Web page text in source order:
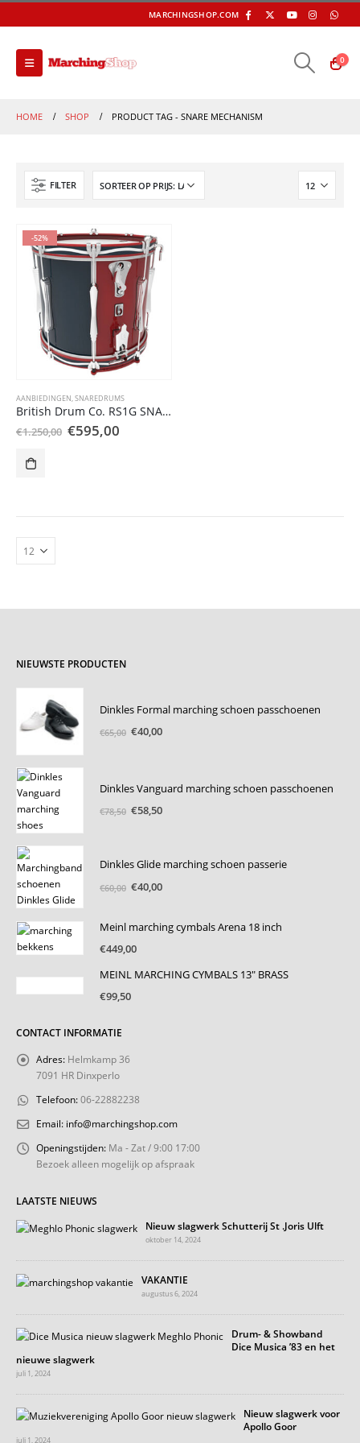
MARCHINGSHOP.COM
0
HOME SHOP PRODUCT TAG - SNARE MECHANISM
FILTER
-52%
AANBIEDINGEN,SNAREDRUMS
British Drum Co. RS1G SNARE DRUM
€1.250,00 Oorspronkelijke
prijs
€595,00Huidige
NIEUWSTE PRODUCTEN
Dinkles Formal marching schoen passchoenen
€65,00 Oorspronkelijke
€40,00Huidige
Dinkles Vanguard marching schoen passchoenen
€78,50 Oorspronkelijke
€58,50Huidige
Dinkles Glide marching schoen passerie
€60,00 Oorspronkelijke
€60,00.
€40,00Huidige
€40,00.
Meinl marching cymbals Arena 18 inch
€449,00
MEINL MARCHING CYMBALS 13" BRASS
€99,50
CONTACT INFORMATIE
Adres: Helmkamp 36
7091 HR Dinxperlo
Telefoon:06-22882238
Email: info@marchingshop.com
Openingstijden: Ma - Zat / 9:00 17:00
Bezoek alleen mogelijk op afspraak
LAATSTE NIEUWS
Nieuw slagwerk Schutterij St .Joris Ulft
oktober 14, 2024
VAKANTIE
augustus 6, 2024
Drum- & Showband
Dice Musica ’83 en het
nieuwe slagwerk
juli 1, 2024
Nieuw slagwerk voor
Apollo Goor
juli 1, 2024